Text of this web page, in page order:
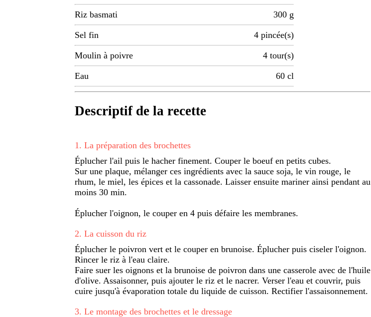
Riz basmati 300 g
Sel fin 4 pincée(s)
Moulin à poivre 4 tour(s)
Eau 60 cl
Descriptif de la recette
1 . La préparation des brochettes
Éplucher l'ail puis le hacher finement. Couper le boeuf en petits cubes.
Sur une plaque, mélanger ces ingrédients avec la sauce soja, le vin rouge, le
rhum, le miel, les épices et la cassonade. Laisser ensuite mariner ainsi pendant au
moins 30 min.
Éplucher l'oignon, le couper en 4 puis défaire les membranes.
2. La cuisson du riz
Éplucher le poivron vert et le couper en brunoise. Éplucher puis ciseler l'oignon.
Rincer le riz à l'eau claire.
Faire suer les oignons et la brunoise de poivron dans une casserole avec de l'huile
d'olive. Assaisonner, puis ajouter le riz et le nacrer. Verser l'eau et couvrir, puis
cuire jusqu'à évaporation totale du liquide de cuisson. Rectifier l'assaisonnement.
3. Le montage des brochettes et le dressage